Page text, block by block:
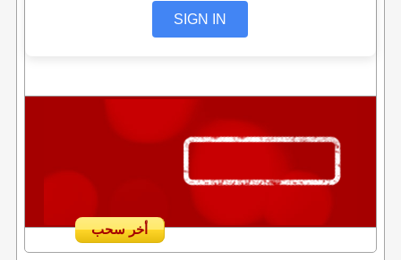
SIGN IN
أخر سحب